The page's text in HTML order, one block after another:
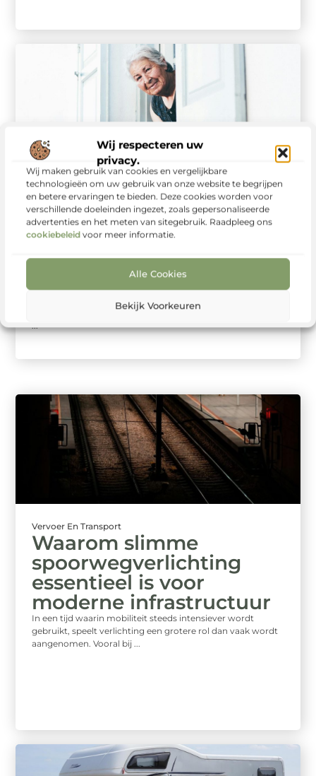
Wij respecteren uw
privacy.
Wij maken gebruik van cookies en vergelijkbare
technologieën om uw gebruik van onze website te begrijpen
en betere ervaringen te bieden. Deze cookies worden voor
verschillende doeleinden ingezet, zoals gepersonaliseerde
advertenties en het meten van sitegebruik. Raadpleeg ons
cookiebeleid voor meer informatie.
Alle Cookies
Bekijk Voorkeuren
Vervoer En Transport
Scootmobiel of
brommobiel. Wat past
beter bij uw ritten,
regels en
comfortwensen?
Door Ryan Belliot, scootmobielexpert en
mobiliteitsadviseur bij Scootmobiel Centrum Twijfelt u
tussen een scootmobiel of brommobiel, dan zit u meestal
...
Vervoer En Transport
Waarom slimme
spoorwegverlichting
essentieel is voor
moderne infrastructuur
In een tijd waarin mobiliteit steeds intensiever wordt
gebruikt, speelt verlichting een grotere rol dan vaak wordt
aangenomen. Vooral bij ...